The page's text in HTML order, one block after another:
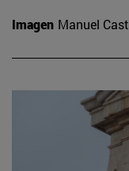
Imagen Manuel